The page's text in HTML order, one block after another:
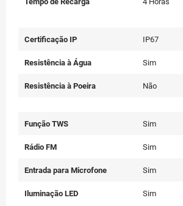
Certificação IP IP67
Resistência à Água Sim
Resistência à Poeira Não
Função TWS Sim
Rádio FM Sim
Entrada para Microfone Sim
Iluminação LED Sim